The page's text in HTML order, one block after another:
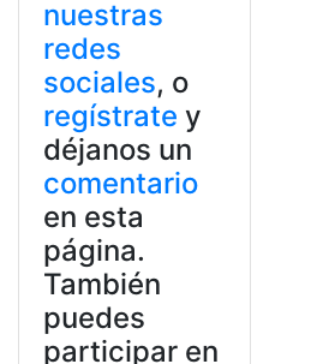
nuestras
redes
sociales, o
regístrate y
déjanos un
comentario
en esta
página.
También
puedes
participar en